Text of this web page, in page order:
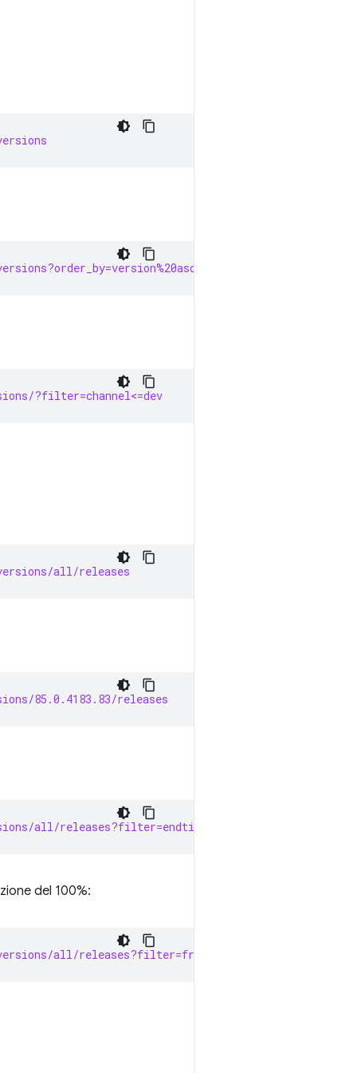
?filter=channel<=dev
all/releases
85.0.4183.83/releases
all/releases?filter=endtime=1970-01-01T00:00:00Z
del 100%:
all/releases?filter=fraction=1